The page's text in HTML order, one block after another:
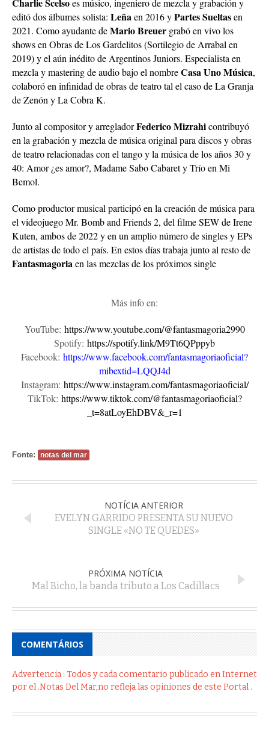
es músico, ingeniero de mezcla y grabación y
editó dos álbumes solista: Leñaen 2016 yPartes Sueltasen
2021. Como ayudante deMario Breuer grabó en vivo los
shows en Obras de Los Gardelitos (Sortilegio de Arrabal en
2019) y el aún inédito de Argentinos Juniors. Especialista en
mezcla y mastering de audio bajo el nombreCasa Uno Música,
colaboró en infinidad de obras de teatro tal el caso de La Granja
de Zenón y La Cobra K.
Junto al compositor y arregladorFederico Mizrahicontribuyó
en la grabación y mezcla de música original para discos y obras
de teatro relacionadas con el tango y la música de los años 30 y
40: Amor ¿es amor?, Madame Sabo Cabaret y Trío en Mi
Bemol.
Como productor musical participó en la creación de música para
el videojuego Mr. Bomb and Friends 2, del filme SEW de Irene
Kuten, ambos de 2022 y en un amplio número de singles y EPs
de artistas de todo el país. En estos días trabaja junto al resto de
Fantasmagoriaen las mezclas de los próximos single
Más info en:
YouTube: https://www.youtube.com/@fantasmagoria2990
Spotify: https://spotify.link/M9Tt6QPppyb
Facebook: https://www.facebook.com/fantasmagoriaoficial?
mibextid=LQQJ4d
Instagram: https://www.instagram.com/fantasmagoriaoficial/
TikTok: https://www.tiktok.com/@fantasmagoriaoficial?
_t=8atLoyEhDBV&_r=1
Fonte: notas del mar
NOTÍCIA ANTERIOR
EVELYN GARRIDO PRESENTA SU NUEVO
SINGLE «NO TE QUEDES»
PRÓXIMA NOTÍCIA
Mal Bicho, la banda tributo a Los Cadillacs
COMENTÁRIOS
Advertencia : Todos y cada comentario publicado en Internet
por el .Notas Del Mar,no refleja las opiniones de este Portal .